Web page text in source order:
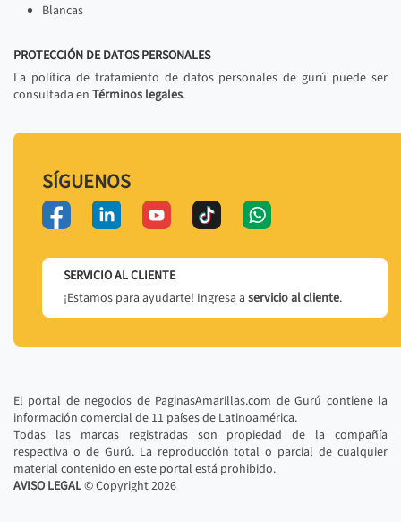
Blancas
PROTECCIÓN DE DATOS PERSONALES
La política de tratamiento de datos personales de gurú puede ser
consultada en Términos legales.
SÍGUENOS
SERVICIO AL CLIENTE
¡Estamos para ayudarte! Ingresa a servicio al cliente.
El portal de negocios de PaginasAmarillas.com de Gurú contiene la
información comercial de 11 países de Latinoamérica.
Todas las marcas registradas son propiedad de la compañía
respectiva o de Gurú. La reproducción total o parcial de cualquier
material contenido en este portal está prohibido.
AVISO LEGAL© Copyright2026